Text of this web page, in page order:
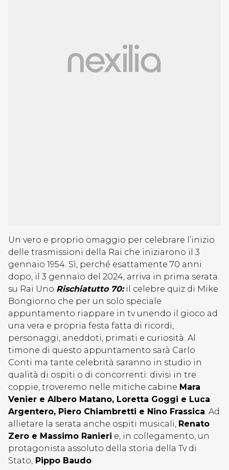
Un vero e proprio omaggio per celebrare l’inizio
delle trasmissioni della Rai che iniziarono il 3
gennaio 1954. Sì, perché esattamente 70 anni
dopo, il 3 gennaio del 2024, arriva in prima serata
su Rai Uno Rischiatutto 70:il celebre quiz di Mike
Bongiorno che per un solo speciale
appuntamento riappare in tv unendo il gioco ad
una vera e propria festa fatta di ricordi,
personaggi, aneddoti, primati e curiosità. Al
timone di questo appuntamento sarà Carlo
Conti ma tante celebrità saranno in studio in
qualità di ospiti o di concorrenti: divisi in tre
coppie, troveremo nelle mitiche cabine Mara
Venier e Albero Matano, Loretta Goggi e Luca
Argentero, Piero Chiambretti e Nino Frassica. Ad
allietare la serata anche ospiti musicali, Renato
Zero e Massimo Ranieri e, in collegamento, un
protagonista assoluto della storia della Tv di
Stato, Pippo Baudo.